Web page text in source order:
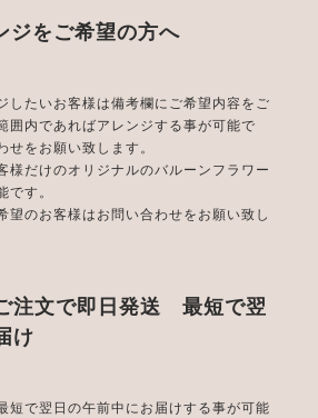
ジをご希望の方へ
したいお客様は備考欄にご希望内容をご
囲内であればアレンジする事が可能で
せをお願い致します。
様だけのオリジナルのバルーンフラワー
です。
望のお客様はお問い合わせをお願い致し
注文で即日発送 最短で翌
け
短で翌日の午前中にお届けする事が可能